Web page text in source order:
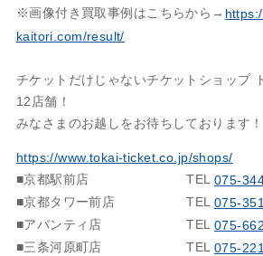
※画像付き買取事例はこちらから→
kaitori.com/result/
チケットだけじゃないチケットショップ
12店舗！
みなさまのお越しをお待ちしております！
https://www.tokai-ticket.co.jp/shops/
■京都駅前店
TEL075-
■京都タワー前店
TEL075-
■アバンティ店
TEL075-
■三条河原町店
TEL075-